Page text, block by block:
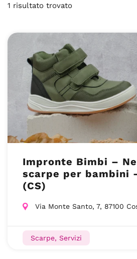
1 risultato trovato
Impronte Bimbi –
scarpe per bambini
(CS)
Via Monte Santo, 7, 87100
Scarpe, Servizi